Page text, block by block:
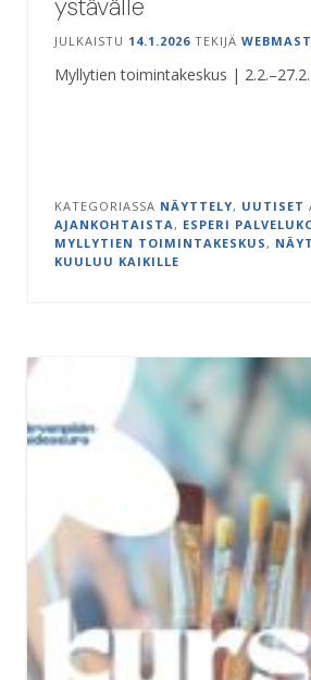
JULKAISTU 14.1.2026 TEKIJÄ
Myllytien toimintakeskus |
KATEGORIASSA NÄYTTELY, UUTISET
AJANKOHTAISTA , ESPERI
MYLLYTIEN TOIMINTAKESKUS ,
KUULUU KAIKILLE